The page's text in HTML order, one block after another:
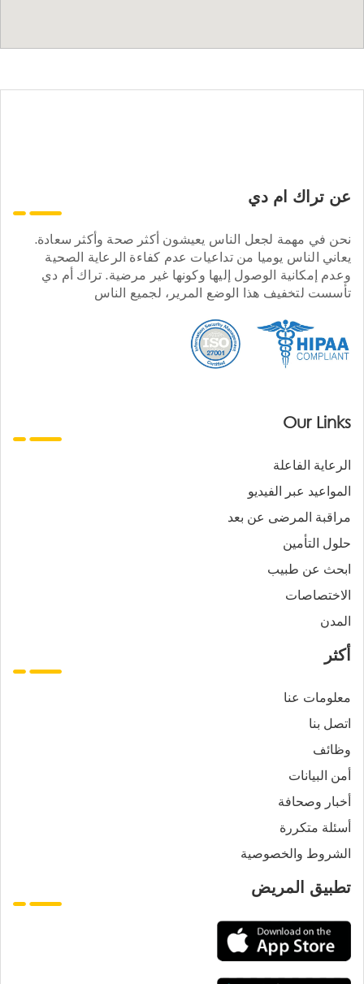
عن تراك ام دي
نحن في مهمة لجعل الناس يعيشون أكثر صحة وأكثر سعادة.
يعاني الناس يوميا من تداعيات عدم كفاءة الرعاية الصحية
وعدم إمكانية الوصول إليها وكونها غير مرضية. تراك أم دي
تأسست لتخفيف هذا الوضع المرير، لجميع الناس
Our Links
الرعاية الفاعلة
المواعيد عبر الفيديو
مراقبة المرضى عن بعد
حلول التأمين
ابحث عن طبيب
الاختصاصات
المدن
أكثر
معلومات عنا
اتصل بنا
وظائف
أمن البيانات
أخبار وصحافة
أسئلة متكررة
الشروط والخصوصية
تطبيق المريض